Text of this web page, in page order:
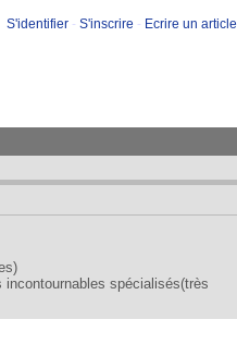
S'identifier - S'inscrire - Ecrire un article
spécialisés(très